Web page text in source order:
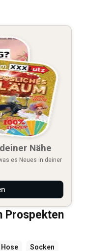
Nähe
es Neues in deiner
Prospekten
Hose Socken